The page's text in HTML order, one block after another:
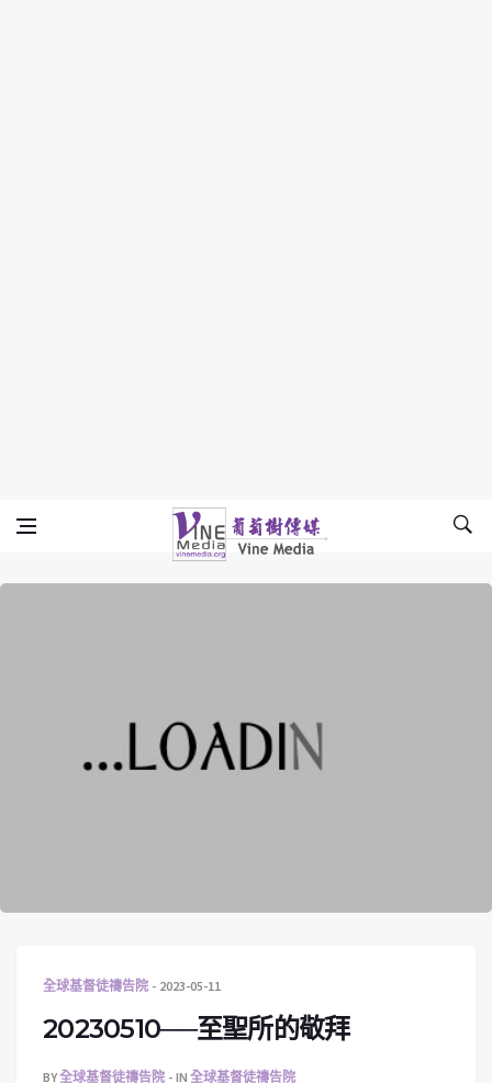
Vine Media
葡萄樹傳媒
全球基督徒禱告院 2023-05-11
20230510──至聖所的敬拜
BY全球基督徒禱告院 IN 全球基督徒禱告院